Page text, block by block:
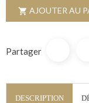
 AJOUTER AU
Partager
DESCRIPTION